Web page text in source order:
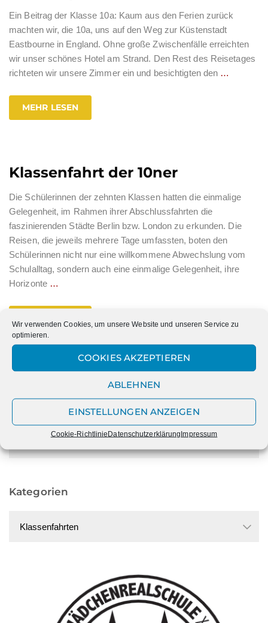
Wir verwenden Cookies, um unsere Website und unseren Service zu
optimieren.
COOKIES AKZEPTIEREN
ABLEHNEN
EINSTELLUNGEN ANZEIGEN
Cookie-RichtlinieDatenschutzerklärungImpressum
Ein Beitrag der Klasse 10a: Kaum aus den Ferien zurück
machten wir, die 10a, uns auf den Weg zur Küstenstadt
Eastbourne in England. Ohne große Zwischenfälle erreichten
wir unser schönes Hotel am Strand. Den Rest des Reisetages
richteten wir unsere Zimmer ein und besichtigten den …
MEHR LESEN
Klassenfahrt der 10ner
Die Schülerinnen der zehnten Klassen hatten die einmalige
Gelegenheit, im Rahmen ihrer Abschlussfahrten die
faszinierenden Städte Berlin bzw. London zu erkunden. Die
Reisen, die jeweils mehrere Tage umfassten, boten den
Schülerinnen nicht nur eine willkommene Abwechslung vom
Schulalltag, sondern auch eine einmalige Gelegenheit, ihre
Horizonte …
Kategorien